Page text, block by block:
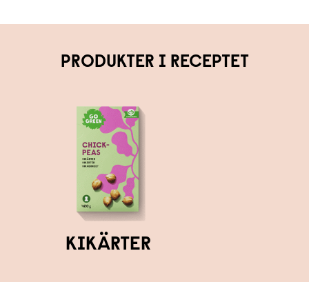
PRODUKTER I RECEPTET
KIKÄRTER